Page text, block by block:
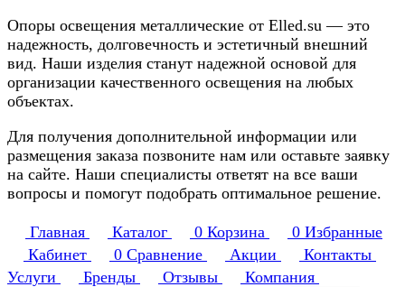
Опоры освещения металлические от Elled.su — это
надежность, долговечность и эстетичный внешний
вид. Наши изделия станут надежной основой для
организации качественного освещения на любых
объектах.
Для получения дополнительной информации или
размещения заказа позвоните нам или оставьте заявку
на сайте. Наши специалисты ответят на все ваши
вопросы и помогут подобрать оптимальное решение.
Главная Каталог 0 Корзина 0 Избранные
Кабинет
0 Сравнение Акции
Контакты
Услуги
Бренды Отзывы
Компания